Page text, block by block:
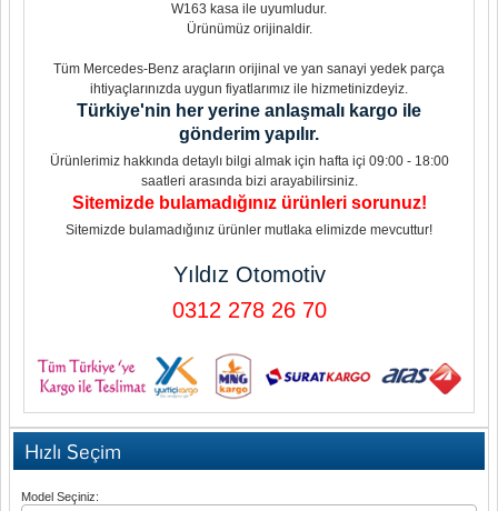
W163 kasa ile uyumludur.
Ürünümüz orijinaldir.
Tüm Mercedes-Benz araçların orijinal ve yan sanayi yedek parça
ihtiyaçlarınızda uygun fiyatlarımız ile hizmetinizdeyiz.
Türkiye'nin her yerine anlaşmalı kargo ile
gönderim yapılır.
Ürünlerimiz hakkında detaylı bilgi almak için hafta içi 09:00 - 18:00
saatleri arasında bizi arayabilirsiniz.
Sitemizde bulamadığınız ürünleri sorunuz!
Sitemizde bulamadığınız ürünler mutlaka elimizde mevcuttur!
Yıldız Otomotiv
0312 278 26 70
Hızlı Seçim
Model Seçiniz: